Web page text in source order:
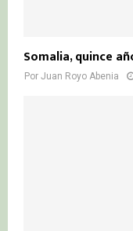
Somalia, quince
Por Juan Royo Abenia